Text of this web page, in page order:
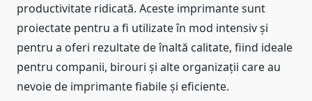
productivitate ridicată. Aceste imprimante sunt
proiectate pentru a fi utilizate în mod intensiv și
pentru a oferi rezultate de înaltă calitate, fiind ideale
pentru companii, birouri și alte organizații care au
nevoie de imprimante fiabile și eficiente.